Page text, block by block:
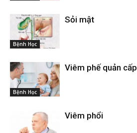
Bệnh Học
Sỏi mật
Bệnh Học
Viêm phế quản cấp
Viêm phổi